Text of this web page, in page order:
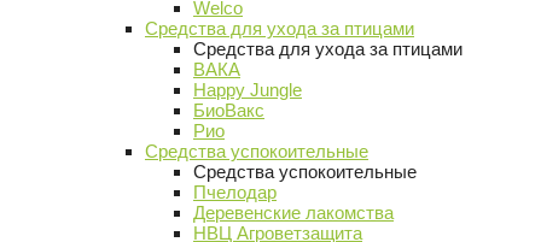
Welco
Средства для ухода за птицами
Средства для ухода за птицами
ВАКА
Happy Jungle
БиоВакс
Рио
Средства успокоительные
Средства успокоительные
Пчелодар
Деревенские лакомства
НВЦ Агроветзащита